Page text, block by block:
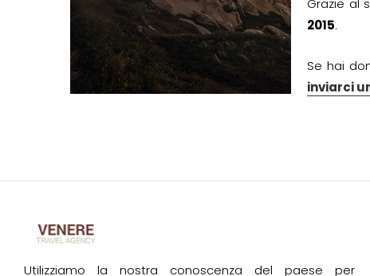
Grazie al
2015.
Se hai
inviarci
Utilizziamo la nostra conoscenza del paese per